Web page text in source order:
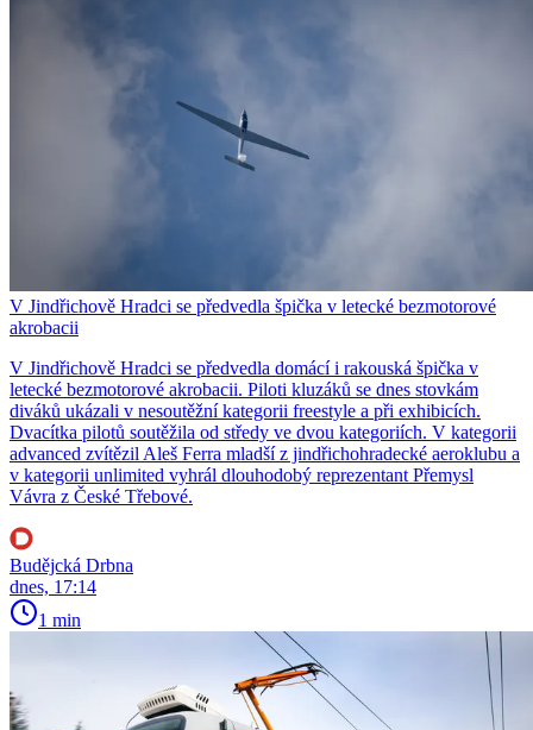
V Jindřichově Hradci se předvedla špička v letecké bezmotorové
akrobacii
V Jindřichově Hradci se předvedla domácí i rakouská špička v
letecké bezmotorové akrobacii. Piloti kluzáků se dnes stovkám
diváků ukázali v nesoutěžní kategorii freestyle a při exhibicích.
Dvacítka pilotů soutěžila od středy ve dvou kategoriích. V kategorii
advanced zvítězil Aleš Ferra mladší z jindřichohradecké aeroklubu a
v kategorii unlimited vyhrál dlouhodobý reprezentant Přemysl
Vávra z České Třebové.
Budějcká Drbna
dnes, 17:14
1 min